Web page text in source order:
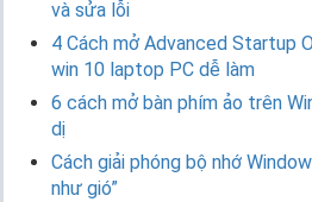
và sửa lỗi
4 Cách mở Advanced Startup
win 10 laptop PC dễ làm
6 cách mở bàn phím ảo trên
dị
Cách giải phóng bộ nhớ
như gió”